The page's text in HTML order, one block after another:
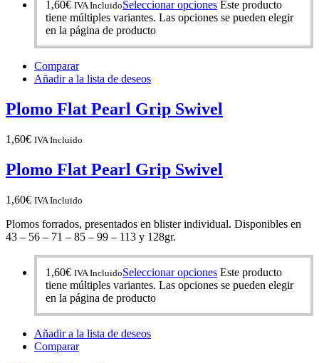
1,60€ IVA IncluidoSeleccionar opciones Este producto
tiene múltiples variantes. Las opciones se pueden elegir
en la página de producto
Comparar
Añadir a la lista de deseos
Plomo Flat Pearl Grip Swivel
1,60€ IVA Incluido
Plomo Flat Pearl Grip Swivel
1,60€ IVA Incluido
Plomos forrados, presentados en blister individual. Disponibles en
43 – 56 – 71 – 85 – 99 – 113 y 128gr.
1,60€ IVA IncluidoSeleccionar opciones Este producto
tiene múltiples variantes. Las opciones se pueden elegir
en la página de producto
Añadir a la lista de deseos
Comparar